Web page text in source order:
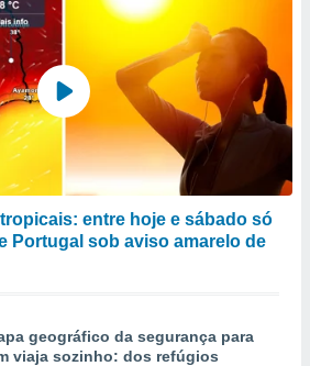
entre hoje e sábado só
Portugal sob aviso amarelo de
geográfico da segurança para
viaja sozinho: dos refúgios